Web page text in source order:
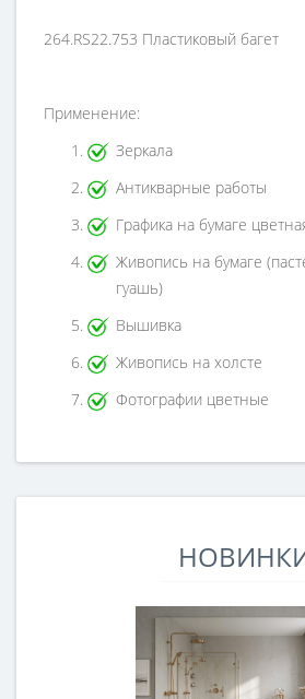
264.RS22.753 Пластиковый багет
Применение:
Зеркала
Антикварные работы
Графика на бумаге
Живопись на бумаге
гуашь)
Вышивка
Живопись на холсте
Фотографии цветные